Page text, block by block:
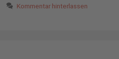
Kommentar hinterlassen